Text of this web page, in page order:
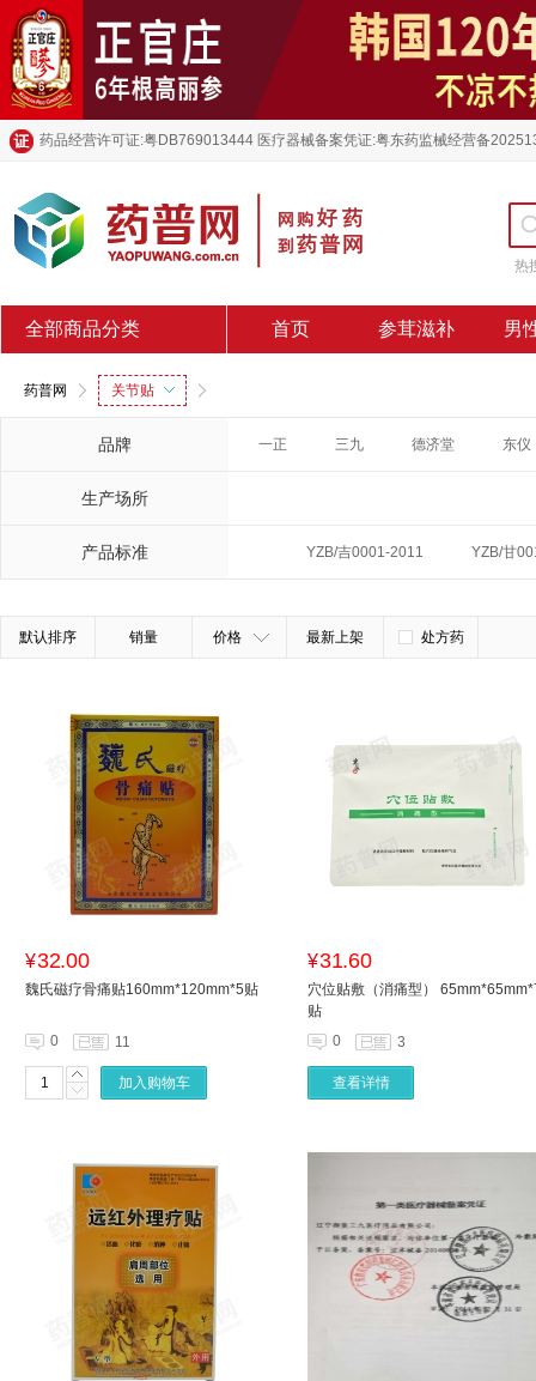
药品经营许可证:粤DB769013444 医疗器械备案凭证:粤东药监械经营备
热
全部商品分类 首页 参茸滋补 男
药普网 关节贴
品牌 一正 三九 德济堂 东仪
生产场所
产品标准 YZB/吉0001-2011 YZB/甘
默认排序 销量 价格 最新上架 处方药
¥32.00
魏氏磁疗骨痛贴160mm*120mm*5贴
0 11
加入购物车
¥31.60
穴位贴敷（消痛型）
贴
0
3
查看详情